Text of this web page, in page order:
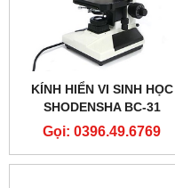
KÍNH HIỂN VI SINH HỌC
SHODENSHA BC-31
Gọi: 0396.49.6769